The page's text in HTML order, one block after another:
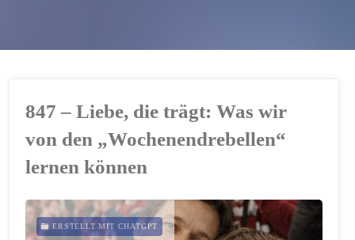
847 – Liebe, die trägt: Was wir
von den „Wochenendrebellen“
lernen können
ERSTELLT MIT CHATGPT